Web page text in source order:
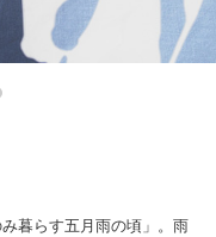
暮らす五月雨の頃」。雨